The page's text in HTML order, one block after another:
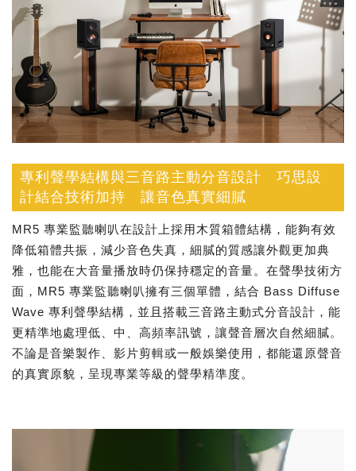
專利聲學結構與三音路主動分音設計 巧思設
計結合技術加持 讓音色真實細膩
MR5 專業監聽喇叭在設計上採用木質箱體結構，能夠有效
降低箱體共振，減少音色失真，細膩的質感讓外觀更加典
雅，也能在大音量播放時仍保持穩定的音量。在聲學技術方
面，MR5 專業監聽喇叭擁有三個單體，結合 Bass Diffuse
Wave 專利聲學結構，並且搭載三音路主動式分音設計，能
更精準地處理低、中、高頻率訊號，讓聲音層次自然細膩。
不論是音樂製作、影片剪輯或一般娛樂使用，都能還原聲音
的真實原貌，呈現專業等級的聲學精準度。